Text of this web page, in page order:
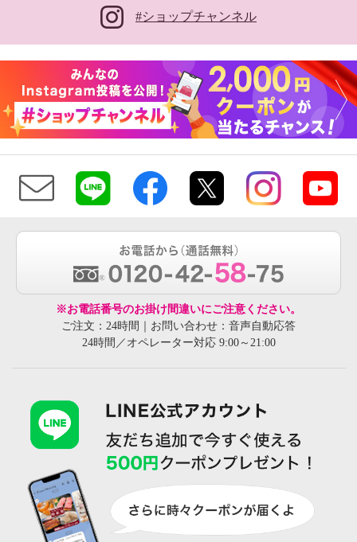
アトラ まるで無重力！ ＡＧＳ機
チャコール
#ショップチャンネル
※お電話番号のお掛け間違いにご注意ください。
ご注文：24時間｜お問い合わせ：音声自動応答
24時間／オペレーター対応 9:00～21:00